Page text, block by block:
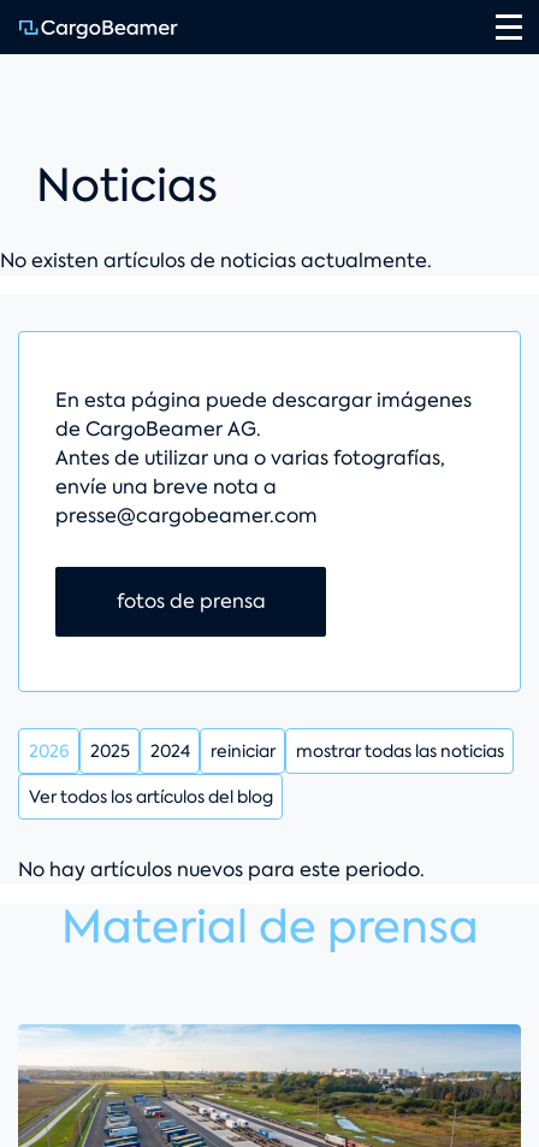
Noticias
No existen artículos de noticias actualmente.
En esta página puede descargar imágenes
de CargoBeamer AG.
Antes de utilizar una o varias fotografías,
envíe una breve nota a
presse@cargobeamer.com
Saltar navegación
fotos de prensa
2026 2025 2024 reiniciar mostrar todas las noticias
Ver todos los artículos del blog
No hay artículos nuevos para este periodo.
Material de prensa